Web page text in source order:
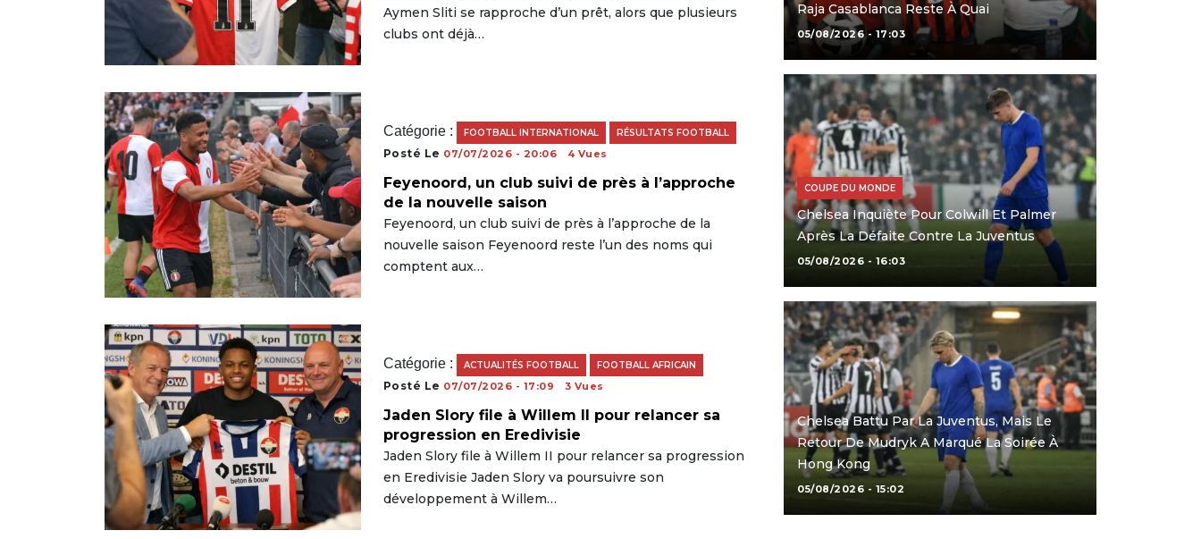
Aymen Sliti se rapproche d’un prêt, alors que plusieurs
clubs ont déjà…
Catégorie : FOOTBALL INTERNATIONAL RÉSULTATS FOOTBALL
Posté Le 07/07/2026 - 20:06 4 Vues
Feyenoord, un club suivi de près à l’approche
de la nouvelle saison
Feyenoord, un club suivi de près à l’approche de la
nouvelle saison Feyenoord reste l’un des noms qui
comptent aux…
Catégorie : ACTUALITÉS FOOTBALL FOOTBALL AFRICAIN
Posté Le 07/07/2026 - 17:09 3 Vues
Jaden Slory file à Willem II pour relancer sa
progression en Eredivisie
Jaden Slory file à Willem II pour relancer sa progression
en Eredivisie Jaden Slory va poursuivre son
développement à Willem…
Raja Casablanca Reste À Quai
05/08/2026 - 17:03
COUPE DU MONDE
Chelsea Inquiète Pour Colwill Et Palmer
Après La Défaite Contre La Juventus
05/08/2026 - 16:03
Chelsea Battu Par La Juventus, Mais Le
Retour De Mudryk A Marqué La Soirée À
Hong Kong
05/08/2026 - 15:02